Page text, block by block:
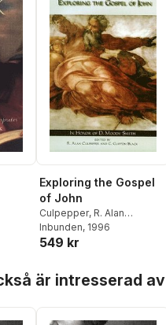
Exploring the Gospel
of John
Culpepper, R. Alan
Culpepper,C. Clifton Black
Inbunden, 1996
549 kr
är intresserad av